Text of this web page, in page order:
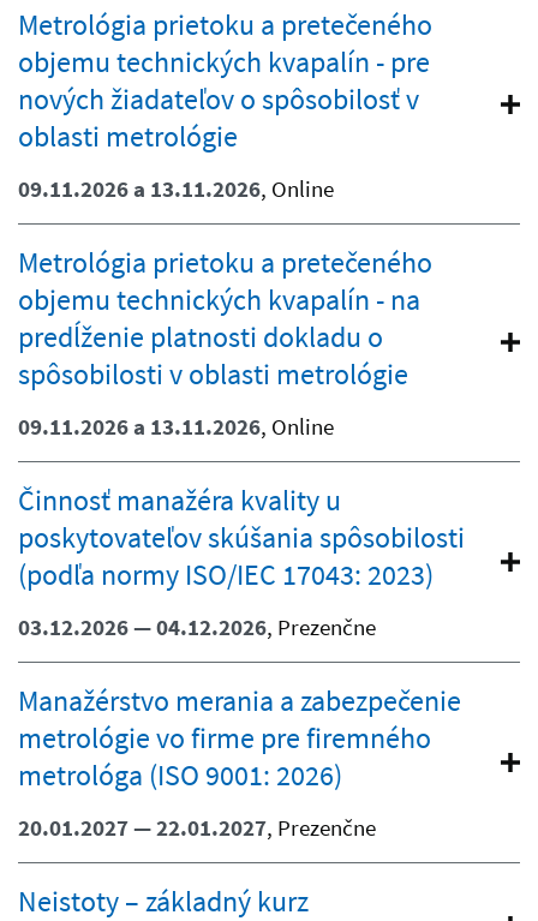
Metrológia prietoku a pretečeného
objemu technických kvapalín - pre
nových žiadateľov o spôsobilosť v
oblasti metrológie
09.11.2026 a 13.11.2026, Online
Metrológia prietoku a pretečeného
objemu technických kvapalín - na
predĺženie platnosti dokladu o
spôsobilosti v oblasti metrológie
09.11.2026 a 13.11.2026, Online
Činnosť manažéra kvality u
poskytovateľov skúšania spôsobilosti
(podľa normy ISO/IEC 17043: 2023)
03.12.2026 — 04.12.2026, Prezenčne
Manažérstvo merania a zabezpečenie
metrológie vo firme pre firemného
metrológa (ISO 9001: 2026)
20.01.2027 — 22.01.2027, Prezenčne
Neistoty – základný kurz